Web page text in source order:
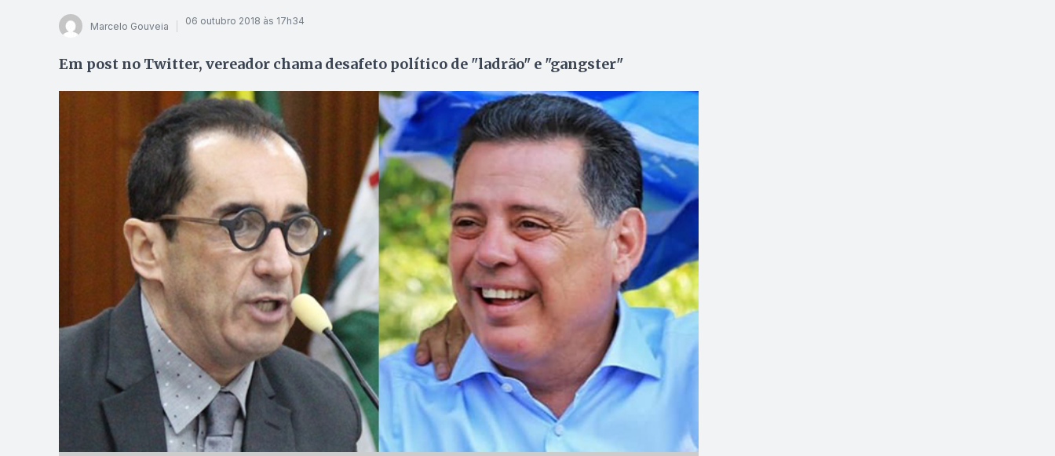
Marcelo Gouveia 06 outubro 2018 às 17h34
Em post no Twitter, vereador chama desafeto político de "ladrão" e "gangster"